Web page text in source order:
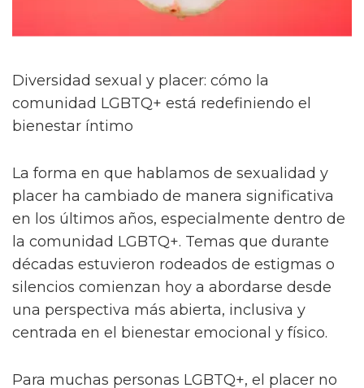
Diversidad sexual y placer: cómo la
comunidad LGBTQ+ está redefiniendo el
bienestar íntimo
La forma en que hablamos de sexualidad y
placer ha cambiado de manera significativa
en los últimos años, especialmente dentro de
la comunidad LGBTQ+. Temas que durante
décadas estuvieron rodeados de estigmas o
silencios comienzan hoy a abordarse desde
una perspectiva más abierta, inclusiva y
centrada en el bienestar emocional y físico.
Para muchas personas LGBTQ+, el placer no